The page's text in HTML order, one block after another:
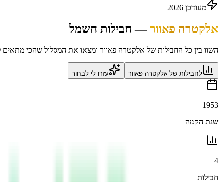
מעודכן 2026
אלקטרה פאוור— חבילות חשמל
השוו בין כל החבילות של אלקטרה פאוור ומצאו את המסלול שהכי מתאים
לחבילות של אלקטרה פאוור עזרו לי לבחור
1953
שנת הקמה
4
חבילות